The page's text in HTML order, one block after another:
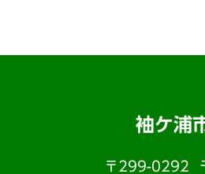
袖ケ浦
〒299-0292